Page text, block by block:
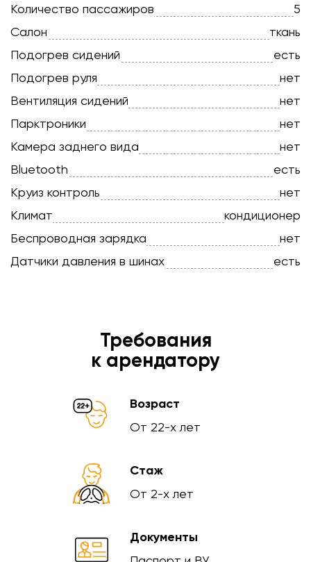
Количество пассажиров
5
Салон
ткань
Подогрев сидений
есть
Подогрев руля
нет
Вентиляция сидений
нет
Парктроники
нет
Камера заднего вида
нет
Bluetooth
есть
Круиз контроль
нет
Климат
кондиционер
Беспроводная зарядка
нет
Датчики давления в шинах
есть
Требования
к арендатору
Возраст
От 22-х лет
Стаж
От 2-х лет
Документы